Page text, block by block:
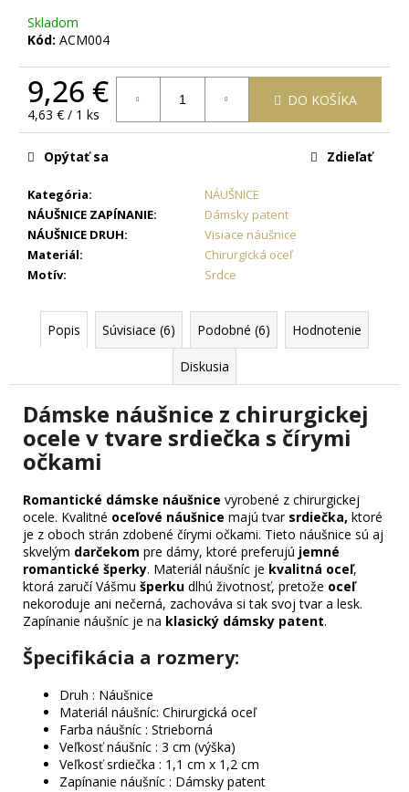
Skladom
Kód: ACM004
9,26 €
Jednotková
cena:
4,63 € / 1 ks
DO KOŠÍKA
Kategória:
NÁUŠNICE
NÁUŠNICE ZAPÍNANIE:
Dámsky patent
NÁUŠNICE DRUH:
Visiace náušnice
Materiál:
Chirurgická oceľ
Motív: Srdce
Opýtať sa Zdieľať
Popis Súvisiace (6) Podobné (6) Hodnotenie
Diskusia
Dámske náušnice z chirurgickej
ocele v tvare srdiečka s čírymi
očkami
Romantické dámske náušnice vyrobené z chirurgickej
ocele. Kvalitné oceľové náušnice majú tvar srdiečka, ktoré
je z oboch strán zdobené čírymi očkami. Tieto náušnice sú aj
skvelým darčekom pre dámy, ktoré preferujú jemné
romantické šperky. Materiál náušníc je kvalitná oceľ,
ktorá zaručí Vášmu šperku dlhú životnosť, pretože oceľ
nekoroduje ani nečerná, zachováva si tak svoj tvar a lesk.
Zapínanie náušníc je na klasický dámsky patent.
Špecifikácia a rozmery:
Druh : Náušnice
Materiál náušníc: Chirurgická oceľ
Farba náušníc : Strieborná
Veľkosť náušníc : 3 cm (výška)
Veľkosť srdiečka : 1,1 cm x 1,2 cm
Zapínanie náušníc : Dámsky patent
a
m
e
OCEĽOVÁ
RETIAZKA
PRÍVESKOM
DAMIAN
PRI
TOMTO
PRODUKTE
SI
DĹŽKU
RETIAZKY